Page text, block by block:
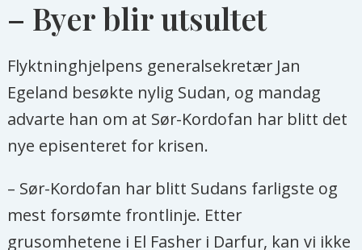
– Byer blir utsultet
Flyktninghjelpens generalsekretær Jan
Egeland besøkte nylig Sudan, og mandag
advarte han om at Sør-Kordofan har blitt det
nye episenteret for krisen.
– Sør-Kordofan har blitt Sudans farligste og
mest forsømte frontlinje. Etter
grusomhetene i El Fasher i Darfur, kan vi ikke